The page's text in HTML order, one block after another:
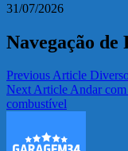
31/07/2026
Navegação de
Previous Article
Next ArticleAndar com
combustível